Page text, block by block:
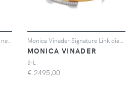
MONICA VINADER
S-L
€ 2495,00